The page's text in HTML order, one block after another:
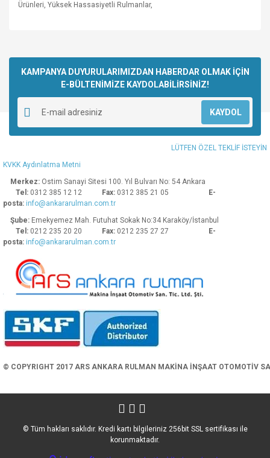
Ürünleri, Yüksek Hassasiyetli Rulmanlar,
Yorum Yaz
kullanarak tarafımıza iletebilirsiniz.
Görüş ve önerileriniz için teşekkür ederiz.
Ürün resmi kalitesiz, bozuk veya görüntülenemiyor.
Ürün açıklamasında eksik bilgiler bulunuyor.
Ürün bilgilerinde hatalar bulunuyor.
Ürün fiyatı diğer sitelerden daha pahalı.
Bu ürüne benzer farklı alternatifler olmalı.
KAMPANYA DUYURULARIMIZDAN HABERDAR OLMAK İÇİN
E-BÜLTENİMİZE KAYDOLABİLİRSİNİZ!
KAYDOL
LÜTFEN ÖZEL TEKLİF İSTEYİN
KVKK Aydınlatma Metni
Merkez: Ostim Sanayi Sitesi 100. Yıl Bulvarı No: 54 Ankara
Tel: 0312 385 12 12 Fax: 0312 385 21 05
E-
posta: info@ankararulman.com.tr
Şube: Emekyemez Mah. Futuhat Sokak No:34 Karaköy/İstanbul
Tel: 0212 235 20 20 Fax: 0212 235 27 27
E-
posta: info@ankararulman.com.tr
© COPYRIGHT 2017 ARS ANKARA RULMAN MAKİNA İNŞAAT OTOMOTİV
© Tüm hakları saklıdır. Kredi kartı bilgileriniz 256bit SSL sertifikası ile
korunmaktadır.